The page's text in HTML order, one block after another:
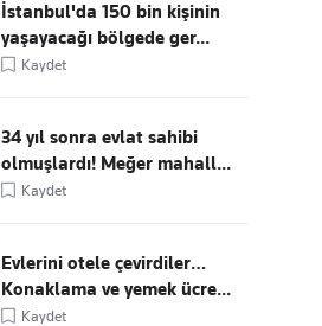
İstanbul'da 150 bin kişinin
yaşayacağı bölgede ger...
Kaydet
34 yıl sonra evlat sahibi
olmuşlardı! Meğer mahall...
Kaydet
Evlerini otele çevirdiler…
Konaklama ve yemek ücre...
Kaydet